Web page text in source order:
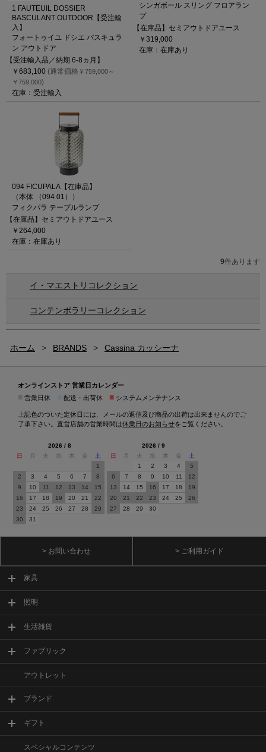
1 FAUTEUIL DOSSIER
BASCULANT OUTDOOR【受注輸
入】
フォートゥイユ ドシエ バスキュラ
ン アウトドア
【受注輸入品／納期 6-8ヵ月】
￥683,100 (通常価格 ￥759,000～
￥759,000)
在庫：受注輸入
シンガボール スリング フロアラン
プ
【在庫品】セミアウトドアユース
￥319,000
在庫：在庫あり
094 FICUPALA【在庫品】
（本体 （094 01））
フィクパラ テーブルランプ
【在庫品】セミアウトドアユース
￥264,000
在庫：在庫あり
9件あります
イ・マエストリコレクション
コンテンポラリーコレクション
ホーム > BRANDS > Cassina カッシーナ
オンラインストア 営業日カレンダー
営業日休 配送・出荷休 ■ システムメンテナンス
上記色のついた定休日には、メールの返信及び商品の出荷は出来ませんのでご
了承下さい。直営店舗の営業時間は休業日のお知らせをご覧ください。
2026 / 8
日
月 火 水 木 金
土
1
2
3 4 5 6 7
8
9
10 11 12 13 14
15
16
17 18 19 20 21
22
23
24 25 26 27 28
29
30
31
2026 / 9
日
月 火 水 木 金
土
1
2 3 4
5
6
7 8 9 10 11
12
13
14 15 16 17 18
19
20
21 22 23 24 25
26
27
28 29 30
> お問い合わせ > ご利用ガイド
家具
照明
生活雑貨
ファブリック
アウトレット
ブランド
ギフト
スペシャルコンテンツ